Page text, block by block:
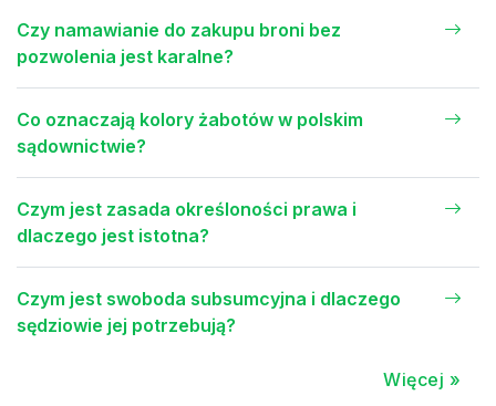
Czy namawianie do zakupu broni bez
pozwolenia jest karalne?
Co oznaczają kolory żabotów w polskim
sądownictwie?
Czym jest zasada określoności prawa i
dlaczego jest istotna?
Czym jest swoboda subsumcyjna i dlaczego
sędziowie jej potrzebują?
Więcej »